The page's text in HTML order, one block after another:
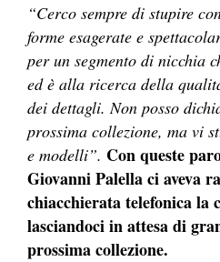
“Cerco sempre di stupire
forme esagerate e
per un segmento di nicchia
ed è alla ricerca della
dei dettagli. Non posso
prossima collezione, ma vi
e modelli”. Con queste
Giovanni Palella ci aveva
chiacchierata telefonica la
lasciandoci in attesa di
prossima collezione.